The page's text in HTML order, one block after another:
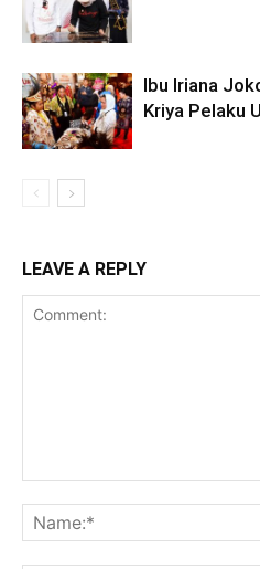
Ibu Iriana
Kriya Pelaku
LEAVE A REPLY